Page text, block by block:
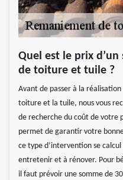
Quel est le prix
de toiture et tuile ?
Avant de passer à la
toiture et la tuile, nous vous
de recherche du coût de votre
permet de garantir votre
ce type d’intervention se
entretenir et à rénover. Pour
il faut prévoir une somme de